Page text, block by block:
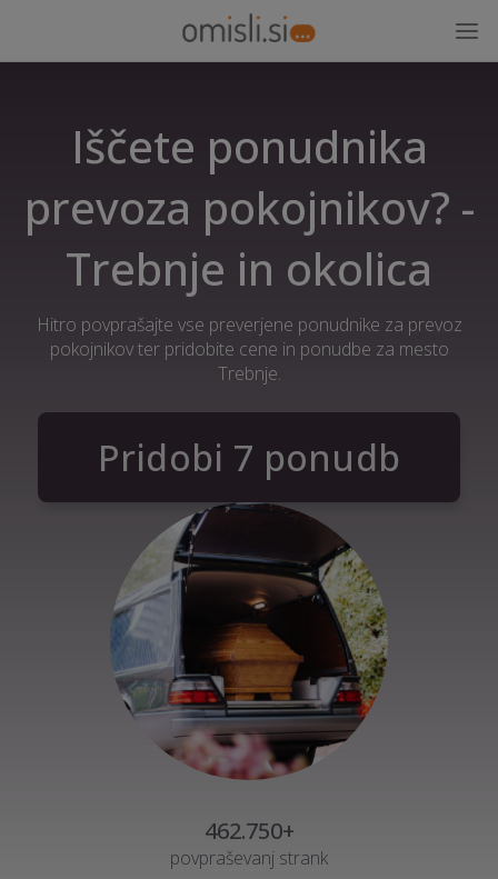
Iščete ponudnika
prevoza pokojnikov? -
Trebnje in okolica
Hitro povprašajte vse preverjene ponudnike za prevoz
pokojnikov ter pridobite cene in ponudbe za mesto
Trebnje.
Pridobi 7 ponudb
462.750+
povpraševanj strank